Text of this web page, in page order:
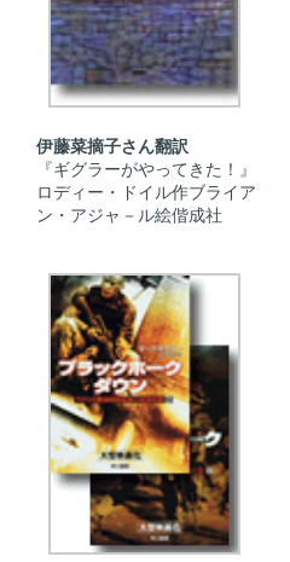
伊藤菜摘子さん翻訳
『ギグラーがやってきた！』
ロディー・ドイル作ブライア
ン・アジャ－ル絵偕成社